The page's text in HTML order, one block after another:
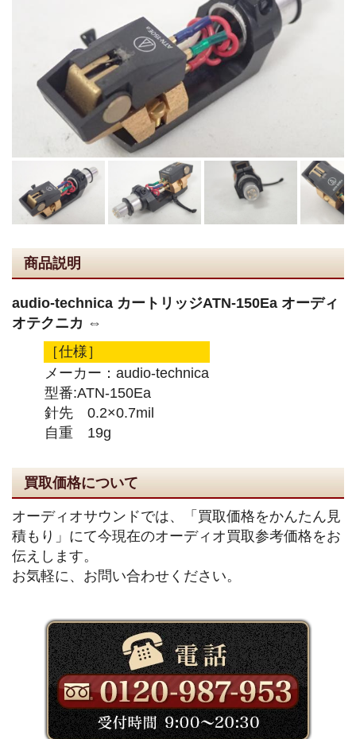
商品説明
audio-technica カートリッジATN-150Ea オーディ
オテクニカ ⇔
［仕様］
メーカー：audio-technica
型番:ATN-150Ea
針先 0.2×0.7mil
自重 19g
買取価格について
オーディオサウンドでは、「買取価格をかんたん見
積もり」にて今現在のオーディオ買取参考価格をお
伝えします。
お気軽に、お問い合わせください。